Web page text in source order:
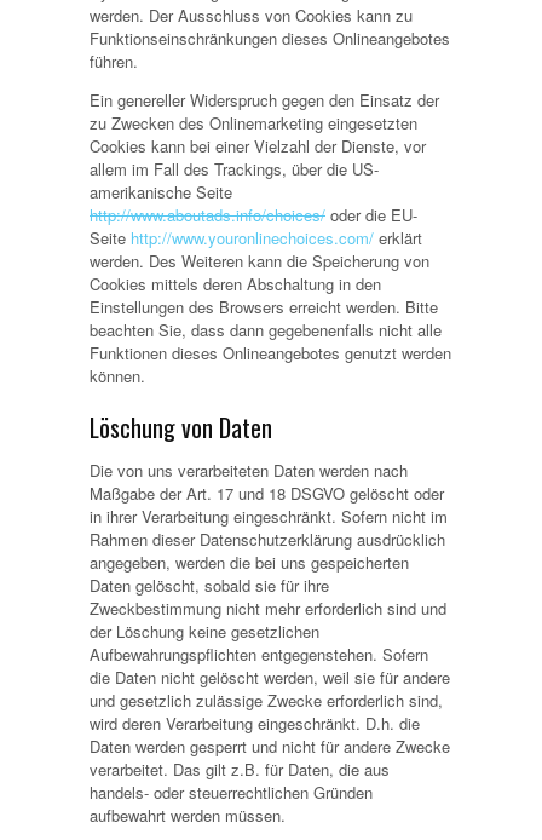
werden. Der Ausschluss von Cookies kann zu
Funktionseinschränkungen dieses Onlineangebotes
führen.
Ein genereller Widerspruch gegen den Einsatz der
zu Zwecken des Onlinemarketing eingesetzten
Cookies kann bei einer Vielzahl der Dienste, vor
allem im Fall des Trackings, über die US-
amerikanische Seite
http://www.aboutads.info/choices/ oder die EU-
Seite http://www.youronlinechoices.com/ erklärt
werden. Des Weiteren kann die Speicherung von
Cookies mittels deren Abschaltung in den
Einstellungen des Browsers erreicht werden. Bitte
beachten Sie, dass dann gegebenenfalls nicht alle
Funktionen dieses Onlineangebotes genutzt werden
können.
Löschung von Daten
Die von uns verarbeiteten Daten werden nach
Maßgabe der Art. 17 und 18 DSGVO gelöscht oder
in ihrer Verarbeitung eingeschränkt. Sofern nicht im
Rahmen dieser Datenschutzerklärung ausdrücklich
angegeben, werden die bei uns gespeicherten
Daten gelöscht, sobald sie für ihre
Zweckbestimmung nicht mehr erforderlich sind und
der Löschung keine gesetzlichen
Aufbewahrungspflichten entgegenstehen. Sofern
die Daten nicht gelöscht werden, weil sie für andere
und gesetzlich zulässige Zwecke erforderlich sind,
wird deren Verarbeitung eingeschränkt. D.h. die
Daten werden gesperrt und nicht für andere Zwecke
verarbeitet. Das gilt z.B. für Daten, die aus
handels- oder steuerrechtlichen Gründen
aufbewahrt werden müssen.